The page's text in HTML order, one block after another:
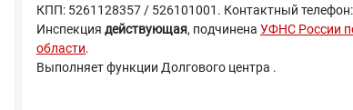
КПП: 5261128357 / 526101001. Контактный
Инспекция действующая, подчинена УФНС России
области.
Выполняет функции Долгового центра .